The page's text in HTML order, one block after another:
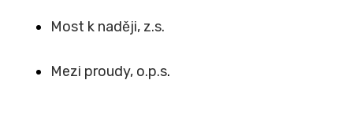
Most k naději, z.s.
Mezi proudy, o.p.s.